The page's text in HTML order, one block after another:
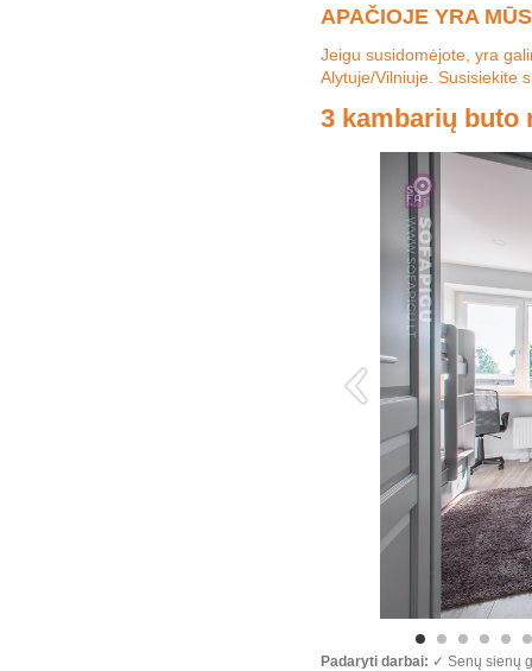
APAČIOJE YRA
Jeigu susidomėjote, yra
Alytuje/Vilniuje. Susisiekite
3 kambarių buto
Padaryti darbai: ✓ Senų sienų